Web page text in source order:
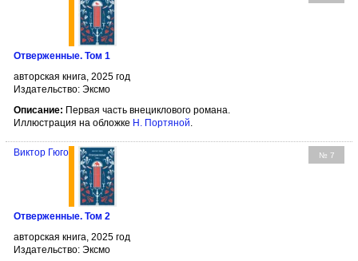
Отверженные. Том 1
авторская книга, 2025 год
Издательство: Эксмо
Описание: Первая часть внециклового романа.
Иллюстрация на обложке Н. Портяной.
№ 7
Виктор Гюго
Отверженные. Том 2
авторская книга, 2025 год
Издательство: Эксмо